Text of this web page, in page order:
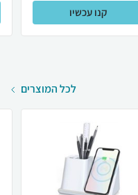
קנו עכשיו
לכל המוצרים